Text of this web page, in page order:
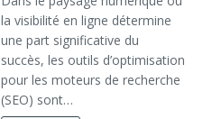
la visibilité en ligne détermine
une part significative du
succès, les outils d’optimisation
pour les moteurs de recherche
(SEO) sont…